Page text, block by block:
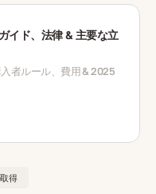
イド、法律 & 主要な立
者ルール、費用 & 2025
得